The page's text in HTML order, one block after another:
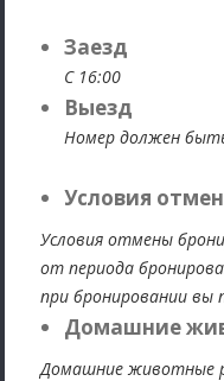
Заезд
С 16:00
Выезд
Номер должен
Условия
Условия отмены
от периода
при бронировании вы
Домашние
Домашние животные